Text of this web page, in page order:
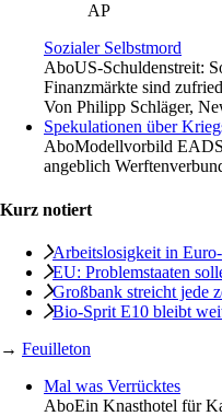
AP
Sozialer Selbstmord
AboUS-Schuldenstreit:
Finanzmärkte sind
Von Philipp Schläger,
Spekulationen über
AboModellvorbild
angeblich
Kurz notiert
Arbeitslosigkeit in
EU: Problemstaaten
Großbank streicht jede
Bio-Sprit E10 bleibt
→ Feuilleton
Mal was Verrücktes
AboEin Knasthotel für